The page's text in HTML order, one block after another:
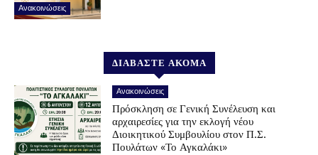
Ανακοινώσεις
ΔΙΑΒΑΣΤΕ ΑΚΟΜΑ
Ανακοινώσεις
Πρόσκληση σε Γενική Συνέλευση και
αρχαιρεσίες για την εκλογή νέου
Διοικητικού Συμβουλίου στον Π.Σ.
Πουλάτων «Το Αγκαλάκι»